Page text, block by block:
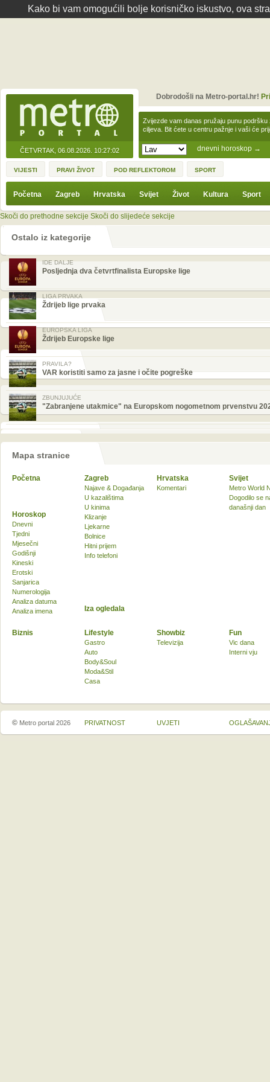
Kako bi vam omogućili bolje korisničko iskustvo, ova
ČETVRTAK, 06.08.2026. 10:27:02 dnevni horoskop →
Zvijezde vam danas pružaju punu
ciljeva. Bit ćete u centru pažnje i vaši će
Dobrodošli na Metro-portal.hr!
VIJESTI PRAVI ŽIVOT POD REFLEKTOROM SPORT
Početna Zagreb Hrvatska Svijet Život Kultura Sport
Skoči do prethodne sekcije Skoči do slijedeće sekcije
Ostalo iz kategorije
IDE DALJE
Posljednja dva četvrtfinalista Europske lige
LIGA PRVAKA
Ždrijeb lige prvaka
EUROPSKA LIGA
Ždrijeb Europske lige
PRAVILA?
VAR koristiti samo za jasne i očite pogreške
ZBUNJUJUĆE
"Zabranjene utakmice" na Europskom nogometnom prvenstvu
Mapa stranice
Početna Zagreb
Najave & Događanja
U kazalištima
U kinima
Klizanje
Ljekarne
Bolnice
Hitni prijem
Info telefoni
Hrvatska
Komentari
Svijet
Metro World
Dogodilo se
današnji dan
Biznis Lifestyle
Gastro
Auto
Body&Soul
Moda&Stil
Casa
Showbiz
Televizija
Fun
Vic dana
Interni vju
Horoskop
Dnevni
Tjedni
Mjesečni
Godišnji
Kineski
Erotski
Sanjarica
Numerologija
Analiza datuma
Analiza imena
Iza ogledala
© Metro portal 2026 PRIVATNOST UVJETI